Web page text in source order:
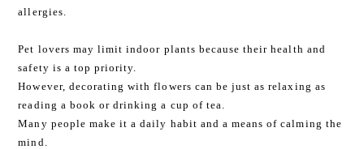
allergies.
Pet lovers may limit indoor plants because their health and
safety is a top priority.
However, decorating with flowers can be just as relaxing as
reading a book or drinking a cup of tea.
Many people make it a daily habit and a means of calming the
mind.